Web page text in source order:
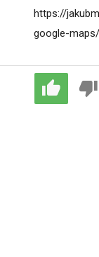
https://
google-maps/